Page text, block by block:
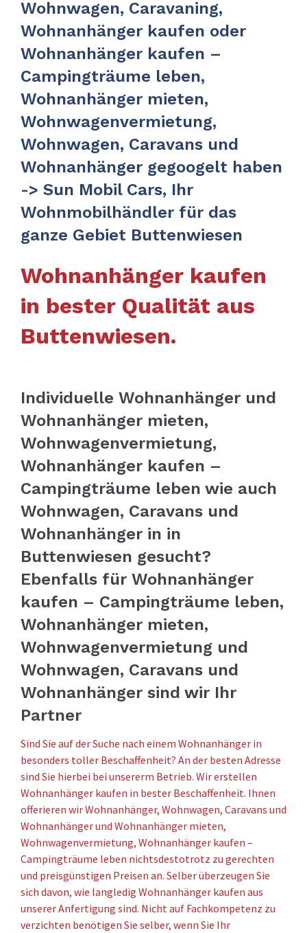
Wohnwagen, Caravaning,
Wohnanhänger kaufen oder
Wohnanhänger kaufen –
Campingträume leben,
Wohnanhänger mieten,
Wohnwagenvermietung,
Wohnwagen, Caravans und
Wohnanhänger gegoogelt haben
-> Sun Mobil Cars, Ihr
Wohnmobilhändler für das
ganze Gebiet Buttenwiesen
Wohnanhänger kaufen
in bester Qualität aus
Buttenwiesen.
Individuelle Wohnanhänger und
Wohnanhänger mieten,
Wohnwagenvermietung,
Wohnanhänger kaufen –
Campingträume leben wie auch
Wohnwagen, Caravans und
Wohnanhänger in in
Buttenwiesen gesucht?
Ebenfalls für Wohnanhänger
kaufen – Campingträume leben,
Wohnanhänger mieten,
Wohnwagenvermietung und
Wohnwagen, Caravans und
Wohnanhänger sind wir Ihr
Partner
Sind Sie auf der Suche nach einem Wohnanhänger in
besonders toller Beschaffenheit? An der besten Adresse
sind Sie hierbei bei unsererm Betrieb. Wir erstellen
Wohnanhänger kaufen in bester Beschaffenheit. Ihnen
offerieren wir Wohnanhänger, Wohnwagen, Caravans und
Wohnanhänger und Wohnanhänger mieten,
Wohnwagenvermietung, Wohnanhänger kaufen –
Campingträume leben nichtsdestotrotz zu gerechten
und preisgünstigen Preisen an. Selber überzeugen Sie
sich davon, wie langledig Wohnanhänger kaufen aus
unserer Anfertigung sind. Nicht auf Fachkompetenz zu
verzichten benötigen Sie selber, wenn Sie Ihr